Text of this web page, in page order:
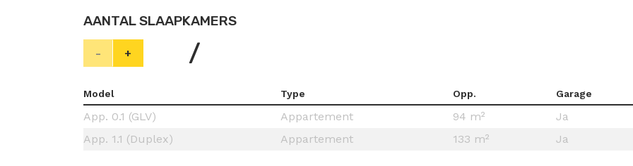
AANTAL SLAAPKAMERS
- + /
Model Type Opp. Garage
App. 0.1 (GLV) Appartement 94 m²
Ja
App. 1.1 (Duplex)
Appartement 133 m² Ja